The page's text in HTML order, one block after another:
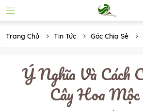
Trang Chủ Tin Tức Góc Chia Sẻ
Ý Nghĩa Và Cách
Cây Hoa